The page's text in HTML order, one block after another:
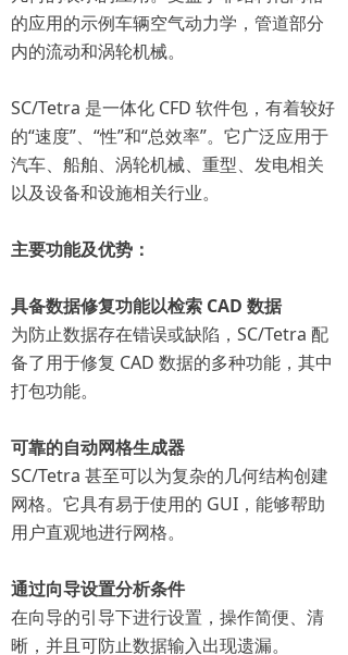
的应用的示例车辆空气动力学，管道部分
内的流动和涡轮机械。
SC/Tetra 是一体化 CFD 软件包，有着较好
的“速度”、“性”和“总效率”。它广泛应用于
汽车、船舶、涡轮机械、重型、发电相关
以及设备和设施相关行业。
主要功能及优势：
具备数据修复功能以检索 CAD 数据
为防止数据存在错误或缺陷，SC/Tetra 配
备了用于修复 CAD 数据的多种功能，其中
打包功能。
可靠的自动网格生成器
SC/Tetra 甚至可以为复杂的几何结构创建
网格。它具有易于使用的 GUI，能够帮助
用户直观地进行网格。
通过向导设置分析条件
在向导的引导下进行设置，操作简便、清
晰，并且可防止数据输入出现遗漏。